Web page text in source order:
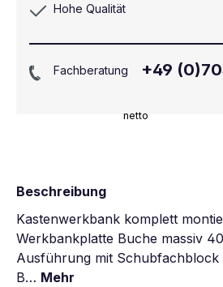
netto
Hohe Qualität
Fachberatung +49
Beschreibung
Kastenwerkbank komplett
Werkbankplatte Buche massiv
Ausführung mit Schubfachblock
B… Mehr